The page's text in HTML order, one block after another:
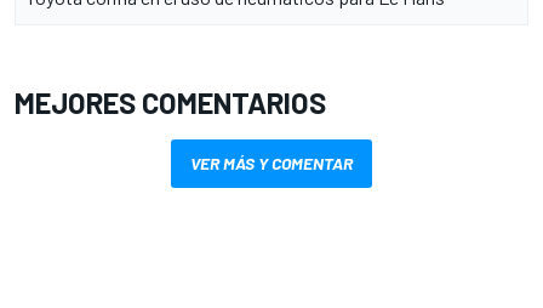
MEJORES COMENTARIOS
VER MÁS Y COMENTAR